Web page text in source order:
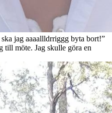
jag aaaallldrriggg byta bort!”
till möte. Jag skulle göra en